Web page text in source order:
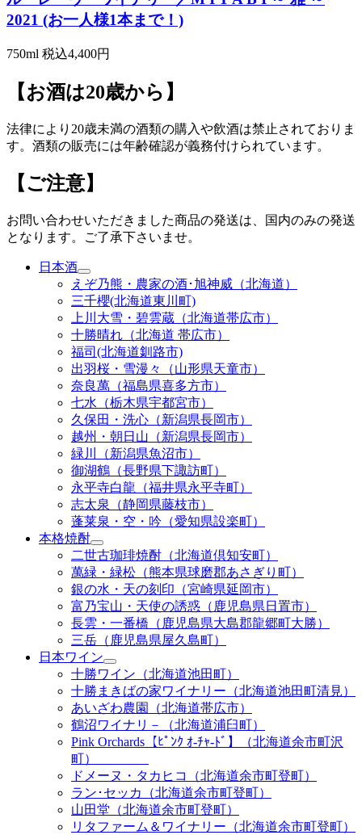
2021 (お一人様1本まで！)
750ml 税込4,400円
【お酒は20歳から】
法律により20歳未満の酒類の購入や飲酒は禁止されておりま
す。酒類の販売には年齢確認が義務付けられています。
【ご注意】
お問い合わせいただきました商品の発送は、国内のみの発送
となります。ご了承下さいませ。
日本酒
えぞ乃熊・農家の酒･旭神威（北海道）
三千櫻(北海道東川町)
上川大雪・碧雲蔵（北海道帯広市）
十勝晴れ（北海道 帯広市）
福司(北海道釧路市)
出羽桜・雪漫々（山形県天童市）
奈良萬（福島県喜多方市）
七水（栃木県宇都宮市）
久保田・洗心（新潟県長岡市）
越州・朝日山（新潟県長岡市）
緑川（新潟県魚沼市）
御湖鶴（長野県下諏訪町）
永平寺白龍（福井県永平寺町）
志太泉（静岡県藤枝市）
蓬莱泉・空・吟（愛知県設楽町）
本格焼酎
二世古珈琲焼酎（北海道倶知安町）
萬緑・緑松（熊本県球磨郡あさぎり町）
銀の水・天の刻印（宮崎県延岡市）
富乃宝山・天使の誘惑（鹿児島県日置市）
長雲・一番橋（鹿児島県大島郡龍郷町大勝）
三岳（鹿児島県屋久島町）
日本ワイン
十勝ワイン（北海道池田町）
十勝まきばの家ワイナリー（北海道池田町清見）
あいざわ農園（北海道帯広市）
鶴沼ワイナリ－（北海道浦臼町）
Pink Orchards【ﾋﾟﾝｸ ｵ-ﾁｬ-ﾄﾞ】（北海道余市町沢
町）
ドメーヌ・タカヒコ（北海道余市町登町）
ラン･セッカ（北海道余市町登町）
山田堂（北海道余市町登町）
リタファーム＆ワイナリー（北海道余市町登町）